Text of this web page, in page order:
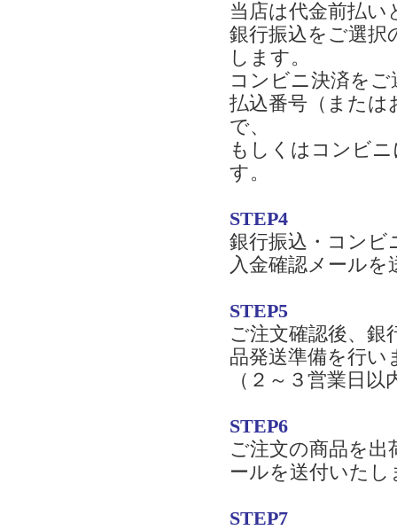
当店は代金前払い
銀行振込をご選択
します。
コンビニ決済をご
払込番号（または
で、
もしくはコンビ
す。
STEP4
銀行振込・コンビ
入金確認メール
STEP5
ご注文確認後、銀
品発送準備を行い
（２～３営業日
STEP6
ご注文の商品を出
ールを送付いたし
STEP7